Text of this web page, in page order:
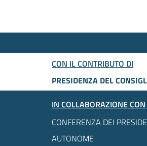
CON IL CONTRIBUTO DI
PRESIDENZA DEL
IN COLLABORAZIONE CON
CONFERENZA DEI
AUTONOME